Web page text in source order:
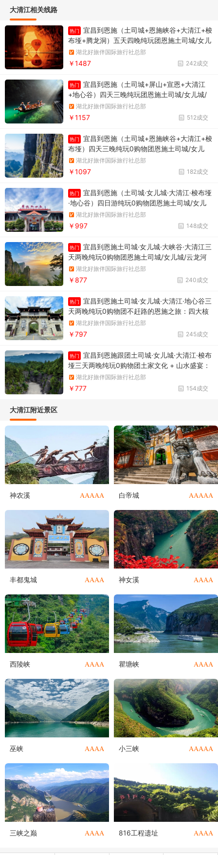
大清江相关线路
热门
宜昌到恩施（土司城+恩施峡谷+大清江+梭
布垭+腾龙洞）五天四晚纯玩团恩施土司城/女儿
城/云龙河地缝/七星寨景区/恩施清江风景区/梭
布垭石林景区/腾龙洞（可提供小团服务）
湖北好旅伴国际旅行社总部
242成交
￥1487
热门
宜昌到恩施（土司城+屏山+宣恩+大清江
+地心谷）四天三晚纯玩团恩施土司城/女儿城/
屏山峡谷/宣恩供水河夜景/恩施清江风景区/石门
河地心谷（可提供2-8人品质小团服务）
湖北好旅伴国际旅行社总部
512成交
￥1157
热门
宜昌到恩施（土司城+恩施峡谷+大清江+梭
布垭）四天三晚纯玩0购物团恩施土司城/女儿
城/云龙河地缝/七星寨景区/恩施清江风景区/梭
布垭石林景区（可以提供优质小团服务）
湖北好旅伴国际旅行社总部
182成交
￥1097
热门
宜昌到恩施（土司城·女儿城·大清江·梭布垭
·地心谷）四日游纯玩0购物团恩施土司城/女儿
城/恩施清江风景区/梭布垭石林景区/石门河地心
谷（可以提供优质小团服务）
湖北好旅伴国际旅行社总部
148成交
￥997
热门
宜昌到恩施土司城·女儿城·大峡谷·大清江三
天两晚纯玩0购物团恩施土司城/女儿城/云龙河
地缝/七星寨景区/清江风景区（可以提供品质小
团服务）
湖北好旅伴国际旅行社总部
240成交
￥877
热门
宜昌到恩施土司城·女儿城·大清江·地心谷三
天两晚纯玩0购物团不赶路的恩施之旅：四大核
心景点深度游，跟团省心更尽兴（可以提供品质
小团服务）
湖北好旅伴国际旅行社总部
245成交
￥797
热门
宜昌到恩施跟团土司城·女儿城·大清江·梭布
垭三天两晚纯玩0购物团土家文化 + 山水盛宴：
宜昌至恩施三日跟团，玩转四大核心景区（可以
提供优质小团服务）
湖北好旅伴国际旅行社总部
154成交
￥777
大清江附近景区
神农溪 AAAAA 白帝城 AAAAA
丰都鬼城 AAAA 神女溪 AAAA
西陵峡 AAAA 瞿塘峡 AAAA
巫峡 AAAA 小三峡 AAAAA
三峡之巅 AAAA 816工程遗址 AAAA